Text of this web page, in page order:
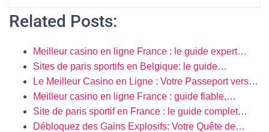
Related Posts:
Meilleur casino en ligne France : le guide expert…
Sites de paris sportifs en Belgique: le guide…
Le Meilleur Casino en Ligne : Votre Passeport vers…
Meilleur casino en ligne France : guide fiable,…
Site de paris sportif en France : le guide complet…
Débloquez des Gains Explosifs: Votre Quête de…